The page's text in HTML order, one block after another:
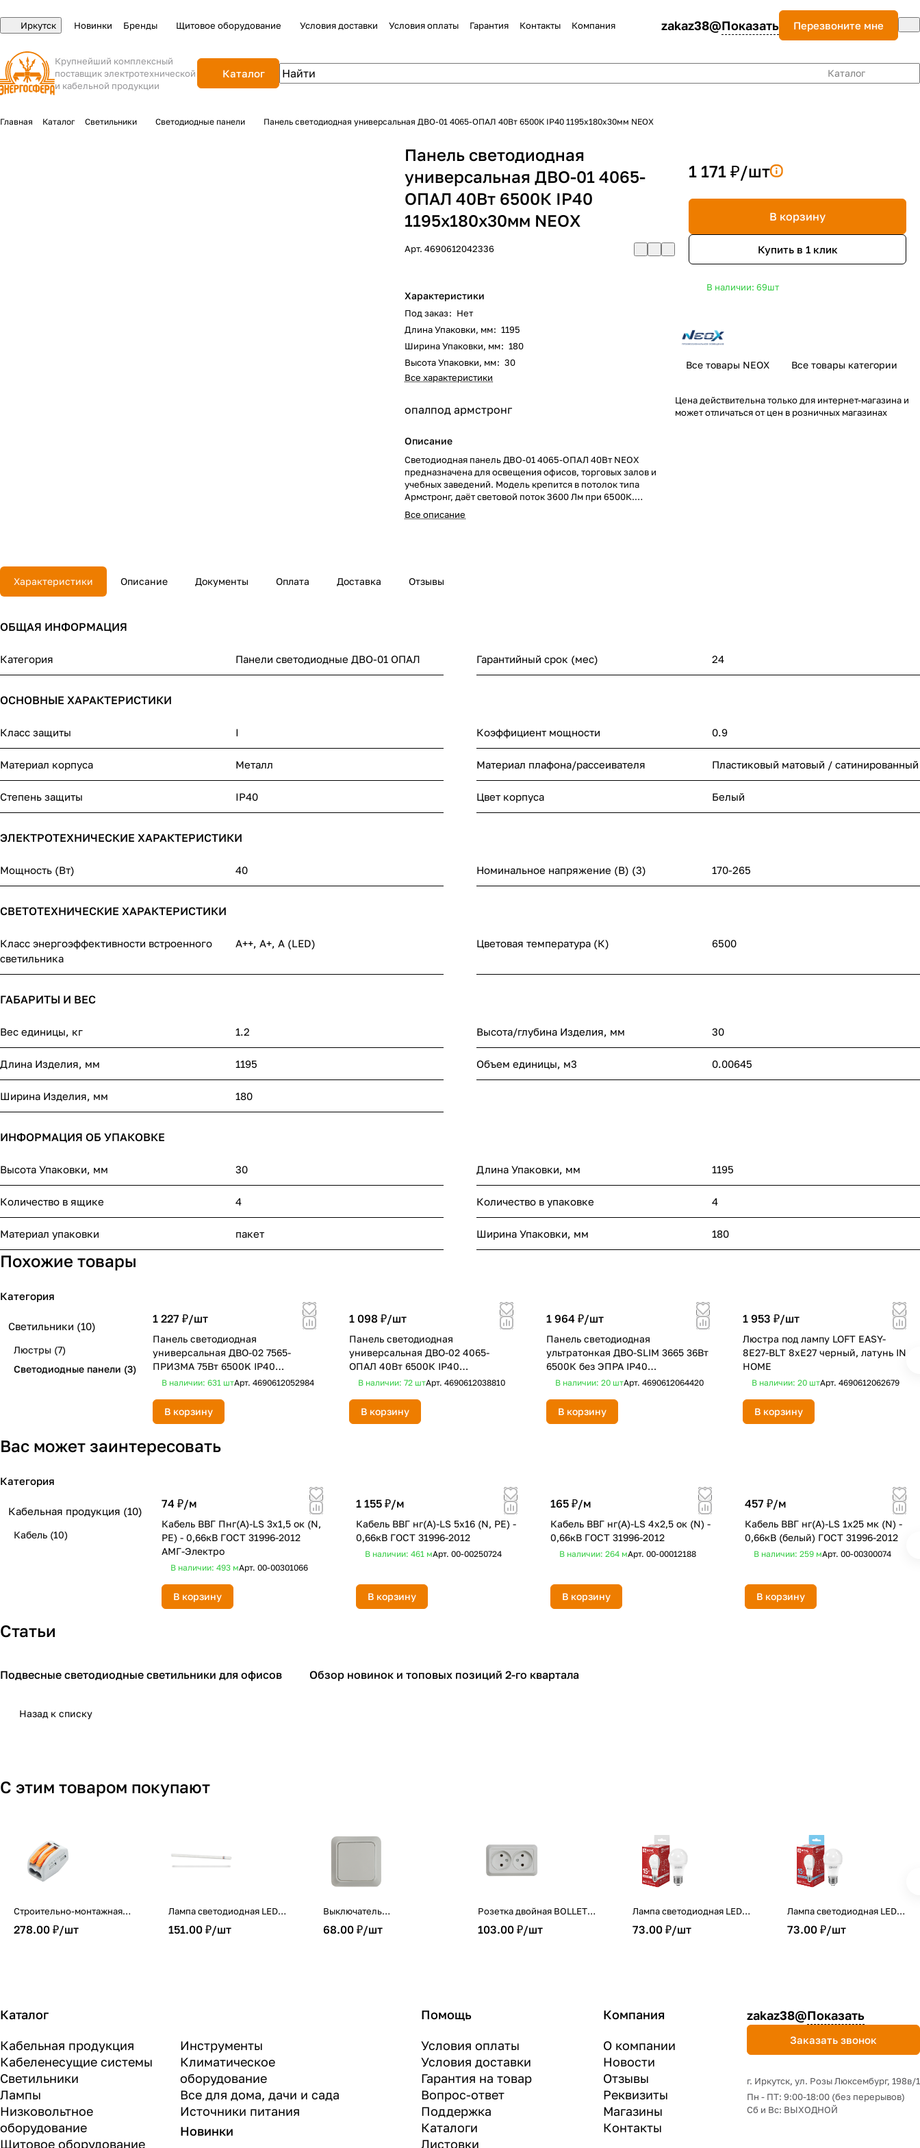
Иркутск Новинки Бренды Щитовое оборудование Условия доставки Условия оплаты Гарантия Контакты Компания zakaz38@Показать Перезвоните мне
Крупнейший комплексный
поставщик электротехнической
и кабельной продукции
Каталог Каталог
Главная Каталог Светильники Светодиодные панели Панель светодиодная универсальная ДВО-01 4065-ОПАЛ 40Вт 6500К IP40 1195x180х30мм NEOX
Панель светодиодная
универсальная ДВО-01 4065-
ОПАЛ 40Вт 6500К IP40
1195x180х30мм NEOX
Арт.4690612042336
Характеристики
Под заказ: Нет
Длина Упаковки, мм: 1195
Ширина Упаковки, мм: 180
Высота Упаковки, мм: 30
Все характеристики
опалпод армстронг
Описание
Светодиодная панель ДВО-01 4065-ОПАЛ 40Вт NEOX
предназначена для освещения офисов, торговых залов и
учебных заведений. Модель крепится в потолок типа
Армстронг, даёт световой поток 3600 Лм при 6500К.
Характеристики: IP40, напряжение 207-253В, опаловый
рассеиватель для мягкого света без бликов.
Все описание
1 171 ₽/шт
В корзину
Купить в 1 клик
В наличии: 69шт
Все товары NEOX Все товары категории
Цена действительна только для интернет-магазина и
может отличаться от цен в розничных магазинах
Характеристики Описание Документы Оплата Доставка Отзывы
ОБЩАЯ ИНФОРМАЦИЯ
Категория Панели светодиодные ДВО-01 ОПАЛ Гарантийный срок (мес) 24
ОСНОВНЫЕ ХАРАКТЕРИСТИКИ
Класс защиты I Коэффициент мощности 0.9
Материал корпуса Металл Материал плафона/рассеивателя Пластиковый матовый / сатинированный
Степень защиты IP40 Цвет корпуса Белый
ЭЛЕКТРОТЕХНИЧЕСКИЕ ХАРАКТЕРИСТИКИ
Мощность (Вт) 40 Номинальное напряжение (В) (3) 170-265
СВЕТОТЕХНИЧЕСКИЕ ХАРАКТЕРИСТИКИ
Класс энергоэффективности встроенного
светильника
A++, A+, A (LED) Цветовая температура (К) 6500
ГАБАРИТЫ И ВЕС
Вес единицы, кг 1.2 Высота/глубина Изделия, мм 30
Длина Изделия, мм 1195 Объем единицы, м3 0.00645
Ширина Изделия, мм 180
ИНФОРМАЦИЯ ОБ УПАКОВКЕ
Высота Упаковки, мм 30 Длина Упаковки, мм 1195
Количество в ящике 4 Количество в упаковке 4
Материал упаковки пакет Ширина Упаковки, мм 180
Похожие товары
1 227 ₽/шт
Панель светодиодная
универсальная ДВО-02 7565-
ПРИЗМА 75Вт 6500K IP40
595х595х19мм NEOX
В наличии: 631 штАрт. 4690612052984
В корзину
1 098 ₽/шт
Панель светодиодная
универсальная ДВО-02 4065-
ОПАЛ 40Вт 6500К IP40
595х595х22мм NEOX
В наличии: 72 штАрт.4690612038810
В корзину
1 964 ₽/шт
Панель светодиодная
ультратонкая ДВО-SLIM 3665 36Вт
6500К без ЭПРА IP40
595х595х8,5мм NEOX
В наличии: 20 штАрт. 4690612064420
В корзину
1 953 ₽/шт
Люстра под лампу LOFT EASY-
8E27-BLT 8хЕ27 черный, латунь IN
HOME
В наличии: 20 штАрт. 4690612062679
В корзину
Категория
Светильники (10)
Люстры (7)
Светодиодные панели (3)
Вас может заинтересовать
74 ₽/м
Кабель ВВГ Пнг(А)-LS 3х1,5 ок (N,
PE) - 0,66кВ ГОСТ 31996-2012
АМГ-Электро
В наличии: 493 мАрт. 00-00301066
В корзину
1 155 ₽/м
Кабель ВВГ нг(А)-LS 5х16 (N, PE) -
0,66кВ ГОСТ 31996-2012
В наличии: 461 мАрт. 00-00250724
В корзину
165 ₽/м
Кабель ВВГ нг(А)-LS 4х2,5 ок (N) -
0,66кВ ГОСТ 31996-2012
В наличии: 264 мАрт. 00-00012188
В корзину
457 ₽/м
Кабель ВВГ нг(А)-LS 1х25 мк (N) -
0,66кВ (белый) ГОСТ 31996-2012
В наличии: 259 мАрт. 00-00300074
В корзину
Категория
Кабельная продукция (10)
Кабель (10)
Статьи
Освещение для офиса
Подвесные светодиодные светильники для офисов Обзор новинок
Обзор новинок и топовых позиций 2-го квартала
Назад к списку
С этим товаром покупают
Строительно-монтажная
клемма СМК 222-412
(25шт./упак.) IN HOME
278.00 ₽/шт
Лампа светодиодная LED-
T8-М-PRO 20Вт 230В G13
6500К 2000Лм 1200мм
151.00 ₽/шт
Выключатель
одноклавишный BOLLETO
белый накладной 7021 IN
68.00 ₽/шт
Розетка двойная BOLLETO
белая накладная 7102 IN
HOME
103.00 ₽/шт
Лампа светодиодная LED-
A60-VC 15Вт 230В Е27
4000К 1430Лм IN HOME
73.00 ₽/шт
Лампа светодиодная LED-
A60-VC 15Вт 230В Е27
6500К 1430Лм IN HOME
73.00 ₽/шт
Каталог
Кабельная продукция
Кабеленесущие системы
Светильники
Лампы
Низковольтное
оборудование
Щитовое оборудование
Инструменты
Климатическое
оборудование
Все для дома, дачи и сада
Источники питания
Новинки
Помощь
Условия оплаты
Условия доставки
Гарантия на товар
Вопрос-ответ
Поддержка
Каталоги
Листовки
Компания
О компании
Новости
Отзывы
Реквизиты
Магазины
Контакты
zakaz38@Показать
Заказать звонок
г. Иркутск, ул. Розы Люксембург, 198в/1
Пн - ПТ: 9:00-18:00 (без перерывов)
Сб и Вс: ВЫХОДНОЙ